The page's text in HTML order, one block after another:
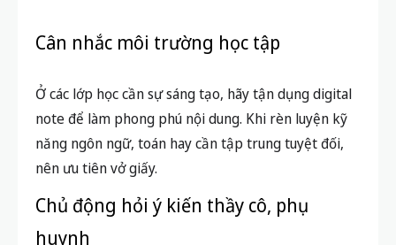
dụng, thuận tiện cho việc ôn tập hoặc chia sẻ.
Nhiều học sinh đã sáng tạo bằng cách vẽ sơ đồ tư
duy hoặc summary nhanh trên giấy, sau đó chuyển
thành file digital note để học nhóm. Sự kết hợp này
sẽ tận dụng điểm mạnh của cả hai phương pháp.
Lời khuyên từ chuyên gia giáo dục